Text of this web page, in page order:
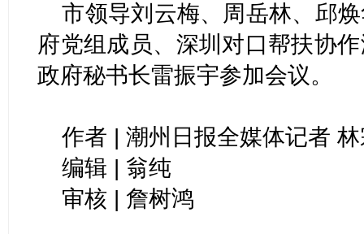
市领导刘云梅、周岳林、邱
府党组成员、深圳对口帮扶协
政府秘书长雷振宇参加会议。
作者 | 潮州日报全媒体记者
编辑 | 翁纯
审核 | 詹树鸿